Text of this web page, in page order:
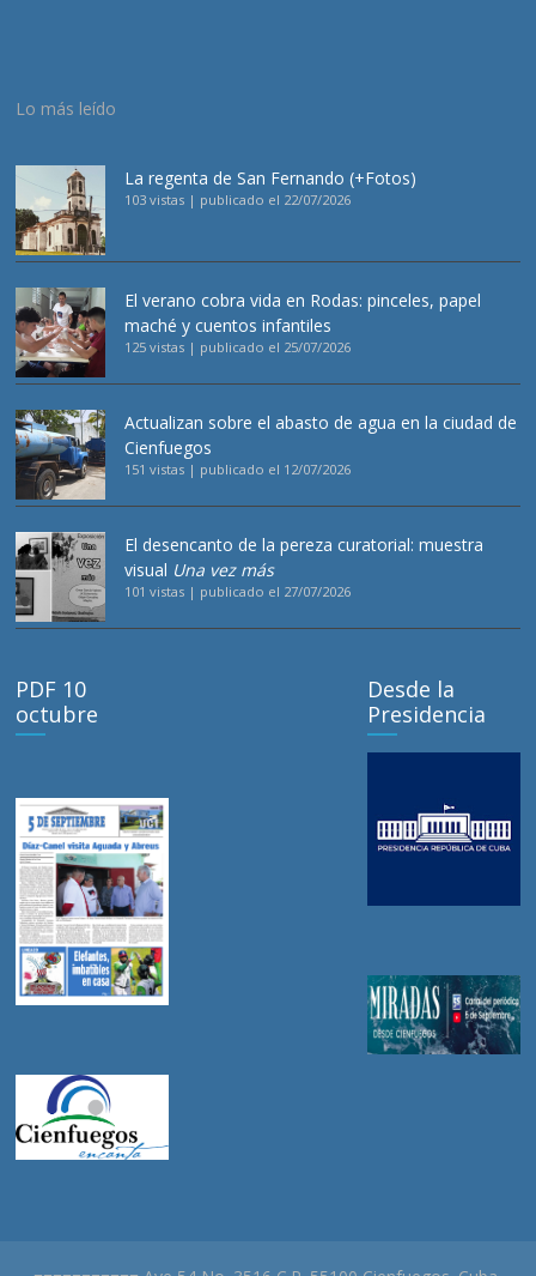
Lo más leído
La regenta de San Fernando (+Fotos)
103 vistas | publicado el 22/07/2026
El verano cobra vida en Rodas: pinceles, papel
maché y cuentos infantiles
125 vistas | publicado el 25/07/2026
Actualizan sobre el abasto de agua en la ciudad de
Cienfuegos
151 vistas | publicado el 12/07/2026
El desencanto de la pereza curatorial: muestra
visual Una vez más
101 vistas | publicado el 27/07/2026
PDF 10
octubre
Desde la
Presidencia